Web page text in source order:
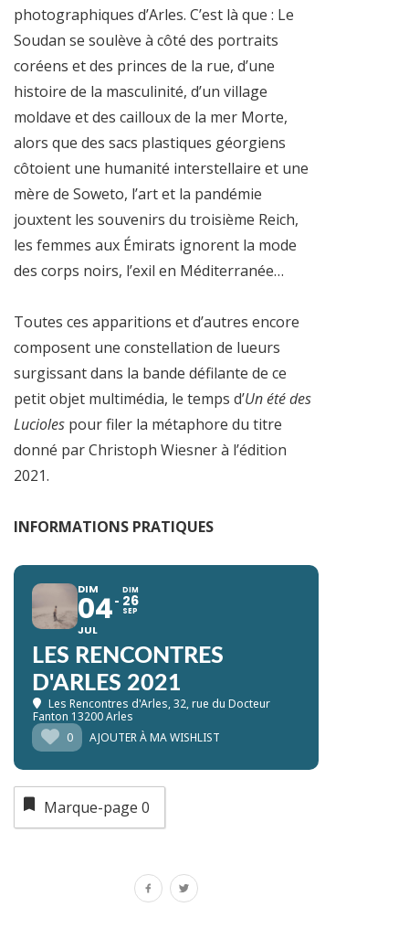
photographiques d’Arles. C’est là que : Le
Soudan se soulève à côté des portraits
coréens et des princes de la rue, d’une
histoire de la masculinité, d’un village
moldave et des cailloux de la mer Morte,
alors que des sacs plastiques géorgiens
côtoient une humanité interstellaire et une
mère de Soweto, l’art et la pandémie
jouxtent les souvenirs du troisième Reich,
les femmes aux Émirats ignorent la mode
des corps noirs, l’exil en Méditerranée…
Toutes ces apparitions et d’autres encore
composent une constellation de lueurs
surgissant dans la bande défilante de ce
petit objet multimédia, le temps d’Un été des
Lucioles pour filer la métaphore du titre
donné par Christoph Wiesner à l’édition
2021.
INFORMATIONS PRATIQUES
DIM
04
JUL
DIM
26
SEP
LES RENCONTRES
D'ARLES 2021
Les Rencontres d'Arles, 32, rue du Docteur
Fanton 13200 Arles
0
AJOUTER À MA WISHLIST
Marque-page 0